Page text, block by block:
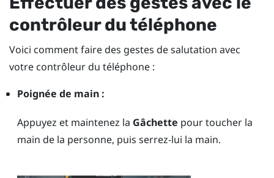
contrôleur du téléphone
Voici comment faire des gestes de salutation avec
votre contrôleur du téléphone :
Poignée de main :
Appuyez et maintenez la Gâchette pour toucher la
main de la personne, puis serrez-lui la main.